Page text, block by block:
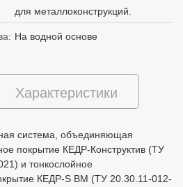
для металлоконструкций.
На водной основе
Характеристики
система, объединяющая
покрытие КЕДР-Конструктив (ТУ
и тонкослойное
КЕДР-S ВМ (ТУ 20.30.11-012-